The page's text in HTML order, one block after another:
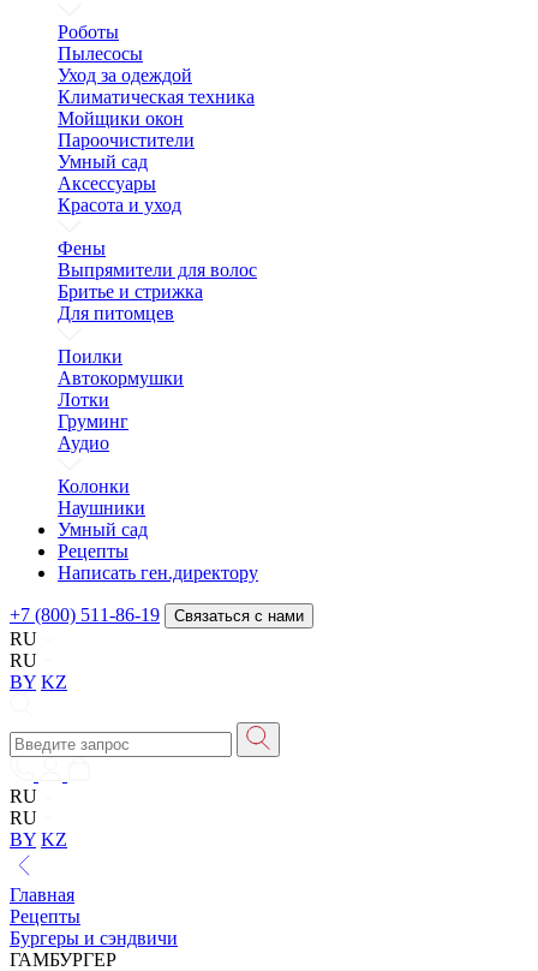
Роботы
Пылесосы
Уход за одеждой
Климатическая техника
Мойщики окон
Пароочистители
Умный сад
Аксессуары
Красота и уход
Фены
Выпрямители для волос
Бритье и стрижка
Для питомцев
Поилки
Автокормушки
Лотки
Груминг
Аудио
Колонки
Наушники
Умный сад
Рецепты
Написать ген.директору
+7 (800) 511-86-19 Связаться с нами
RU
RU
BY KZ
RU
RU
BY KZ
Главная
Рецепты
Бургеры и сэндвичи
ГАМБУРГЕР